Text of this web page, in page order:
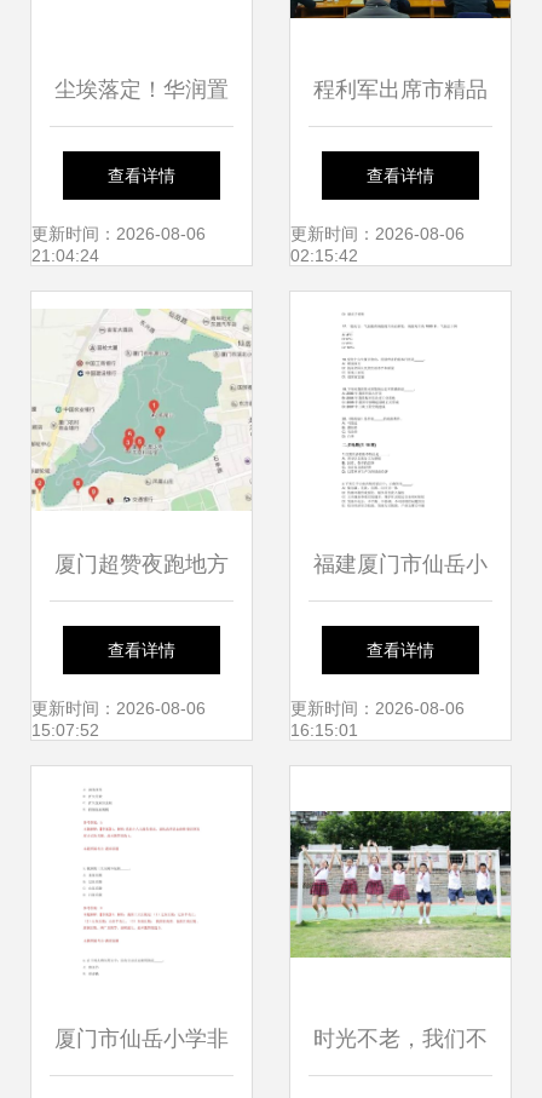
尘埃落定！华润置
地13.1亿摘得厦门
思明联谊广场地块
查看详情
更新时间：2026-08-06
21:04:24
程利军出席市精品
钢及深加工产业链
工作推进会
查看详情
更新时间：2026-08-06
02:15:42
厦门超赞夜跑地方
大集合，路过就不
想离开
查看详情
更新时间：2026-08-06
15:07:52
福建厦门市仙岳小
学非编顶岗教师招
聘考试模拟试卷
查看详情
更新时间：2026-08-06
16:15:01
厦门市仙岳小学非 时光不老，我们不